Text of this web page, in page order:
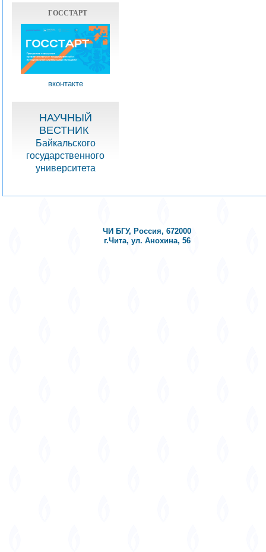
ГОССТАРТ
вконтакте
НАУЧНЫЙ
ВЕСТНИК
Байкальского
государственного
университета
ЧИ БГУ, Россия, 672000
г.Чита, ул. Анохина, 56